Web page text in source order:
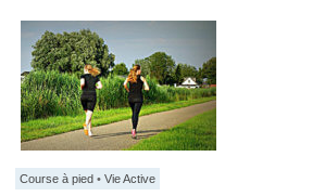
Course à pied •Vie Active